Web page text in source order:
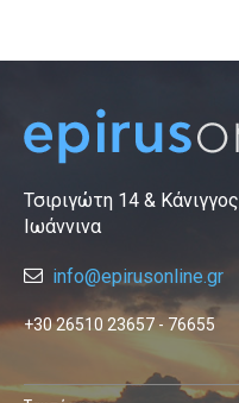
Τσιριγώτη 14 & Κάνιγγος
Ιωάννινα
info@epirusonline.gr
+30 26510 23657 - 76655